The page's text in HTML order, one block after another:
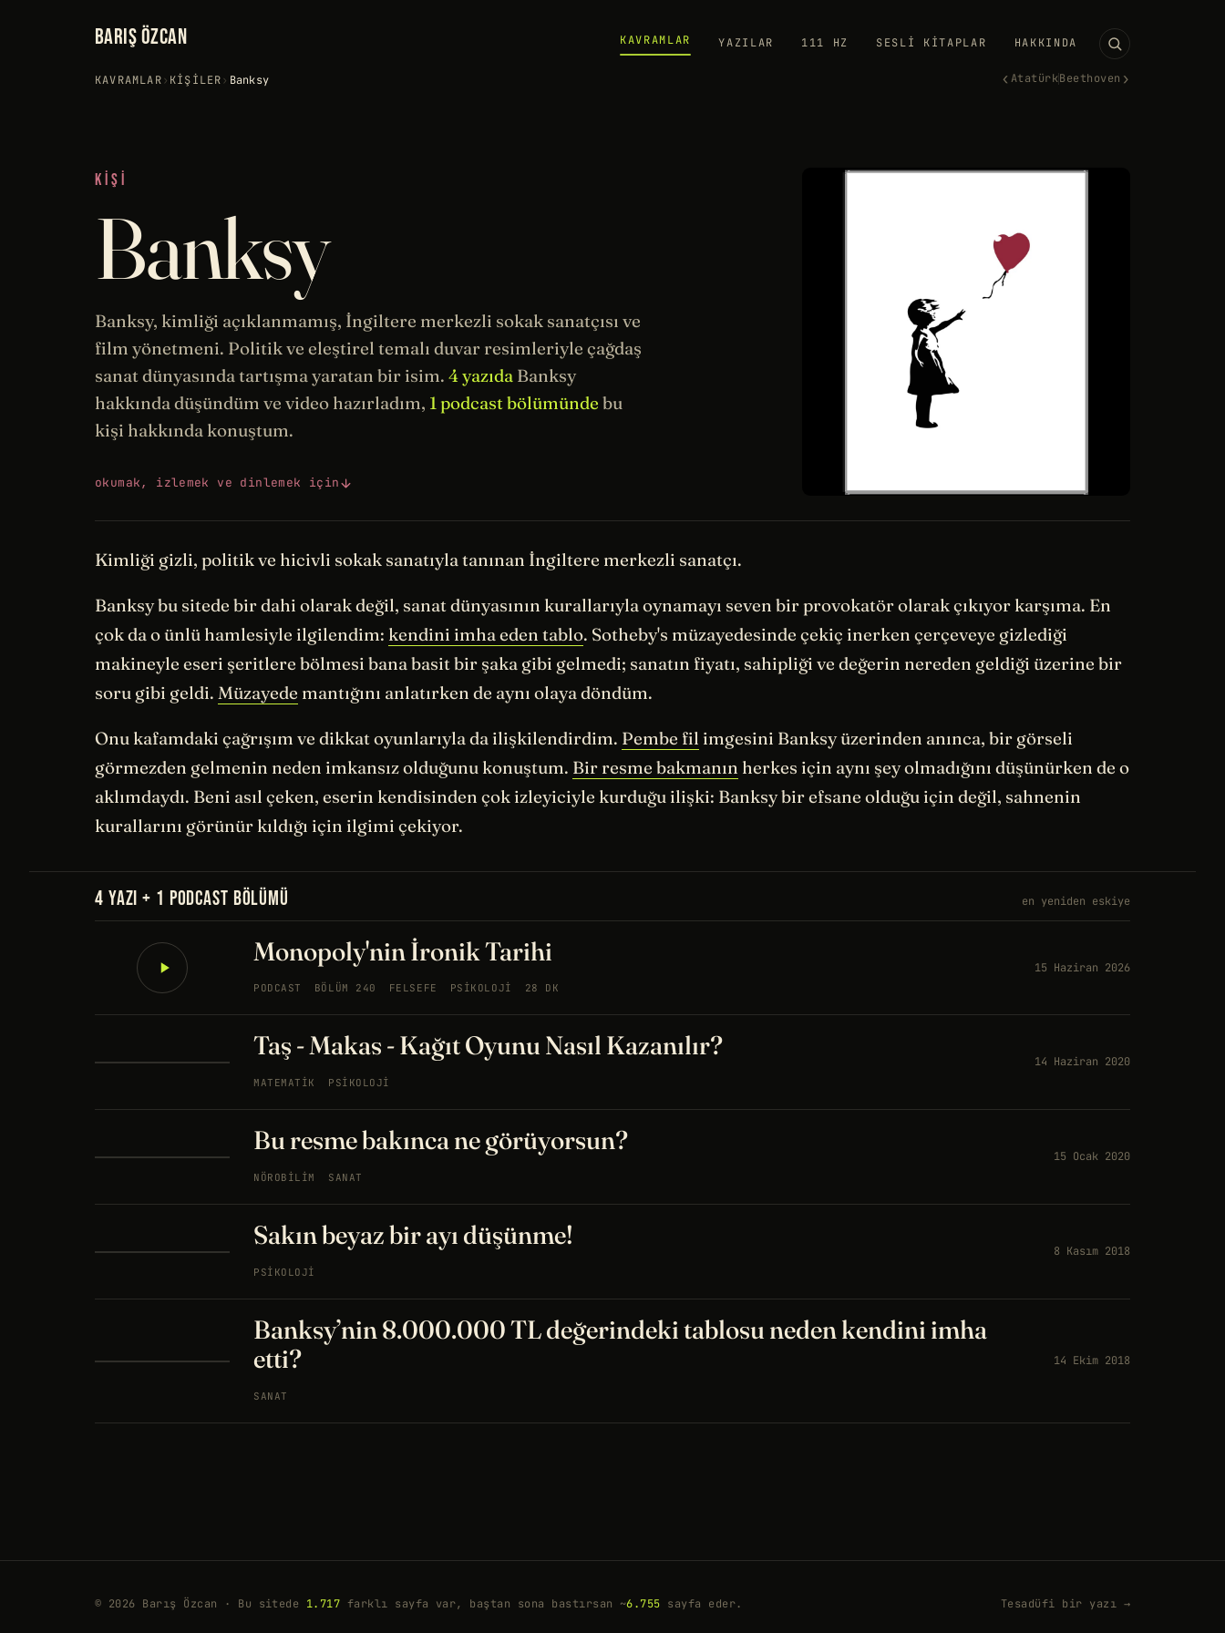
BARIŞ ÖZCAN KAVRAMLAR YAZILAR 111 HZ SESLI KITAPLAR HAKKINDA
KAVRAMLAR› KIŞILER› Banksy ‹AtatürkBeethoven ›
KIŞI
Banksy
Banksy, kimliği açıklanmamış, İngiltere merkezli sokak sanatçısı ve
film yönetmeni. Politik ve eleştirel temalı duvar resimleriyle çağdaş
sanat dünyasında tartışma yaratan bir isim. 4 yazıda Banksy
hakkında düşündüm ve video hazırladım, 1 podcast bölümünde bu
kişi hakkında konuştum.
okumak, izlemek ve dinlemek için
Kimliği gizli, politik ve hicivli sokak sanatıyla tanınan İngiltere merkezli sanatçı.
Banksy bu sitede bir dahi olarak değil, sanat dünyasının kurallarıyla oynamayı seven bir provokatör olarak çıkıyor karşıma. En
çok da o ünlü hamlesiyle ilgilendim: kendini imha eden tablo. Sotheby's müzayedesinde çekiç inerken çerçeveye gizlediği
makineyle eseri şeritlere bölmesi bana basit bir şaka gibi gelmedi; sanatın fiyatı, sahipliği ve değerin nereden geldiği üzerine bir
soru gibi geldi. Müzayede mantığını anlatırken de aynı olaya döndüm.
Onu kafamdaki çağrışım ve dikkat oyunlarıyla da ilişkilendirdim. Pembe fil imgesini Banksy üzerinden anınca, bir görseli
görmezden gelmenin neden imkansız olduğunu konuştum. Bir resme bakmanın herkes için aynı şey olmadığını düşünürken de o
aklımdaydı. Beni asıl çeken, eserin kendisinden çok izleyiciyle kurduğu ilişki: Banksy bir efsane olduğu için değil, sahnenin
kurallarını görünür kıldığı için ilgimi çekiyor.
4 YAZI + 1 PODCAST BÖLÜMÜ en yeniden eskiye
Monopoly'nin İronik Tarihi
PODCAST BÖLÜM 240 FELSEFE PSIKOLOJI 28 DK
15 Haziran 2026
Taş - Makas - Kağıt Oyunu Nasıl Kazanılır?
MATEMATIK PSIKOLOJI
14 Haziran 2020
Bu resme bakınca ne görüyorsun?
NÖROBILIM SANAT
15 Ocak 2020
Sakın beyaz bir ayı düşünme!
PSIKOLOJI
8 Kasım 2018
Banksy’nin 8.000.000 TL değerindeki tablosu neden kendini imha
etti?
SANAT
14 Ekim 2018
© 2026 Barış Özcan · Bu sitede 1.717 farklı sayfa var, baştan sona bastırsan ~6.755 sayfa eder. Tesadüfi bir yazı →